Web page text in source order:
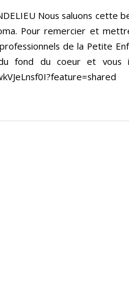
Nous saluons cette
Pour remercier et
de la Petite
fond du coeur et vous